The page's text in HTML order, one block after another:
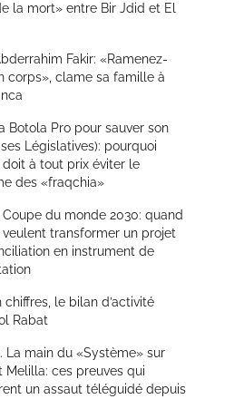
la mort» entre Bir Jdid et El
Fakir: «Ramenez-
corps», clame sa famille à
Botola Pro pour sauver son
Législatives): pourquoi
doit à tout prix éviter le
des «fraqchia»
Coupe du monde 2030: quand
transformer un projet
en instrument de
chiffres, le bilan d’activité
Rabat
La main du «Système» sur
Melilla: ces preuves qui
un assaut téléguidé depuis